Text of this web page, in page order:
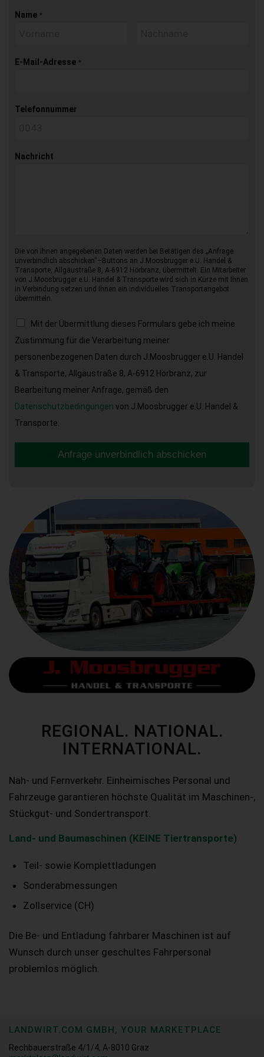
Name *
E-Mail-Adresse *
Telefonnummer
Nachricht
Die von Ihnen angegebenen Daten werden bei Betätigen des „Anfrage
unverbindlich abschicken“–Buttons an J.Moosbrugger e.U. Handel &
Transporte, Allgäustraße 8, A-6912 Hörbranz, übermittelt. Ein Mitarbeiter
von J.Moosbrugger e.U. Handel & Transporte wird sich in Kürze mit Ihnen
in Verbindung setzen und Ihnen ein individuelles Transportangebot
übermitteln.
Mit der Übermittlung dieses Formulars gebe ich meine
Zustimmung für die Verarbeitung meiner
personenbezogenen Daten durch J.Moosbrugger e.U. Handel
& Transporte, Allgäustraße 8, A-6912 Hörbranz, zur
Bearbeitung meiner Anfrage, gemäß den
Datenschutzbedingungen von J.Moosbrugger e.U. Handel &
Transporte.
Anfrage unverbindlich abschicken
REGIONAL. NATIONAL.
INTERNATIONAL.
Nah- und Fernverkehr. Einheimisches Personal und
Fahrzeuge garantieren höchste Qualität im Maschinen-,
Stückgut- und Sondertransport.
Land- und Baumaschinen (KEINE Tiertransporte)
Teil- sowie Komplettladungen
Sonderabmessungen
Zollservice (CH)
Die Be- und Entladung fahrbarer Maschinen ist auf
Wunsch durch unser geschultes Fahrpersonal
problemlos möglich.
LANDWIRT.COM GMBH, YOUR MARKETPLACE
Rechbauerstraße 4/1/4, A-8010 Graz